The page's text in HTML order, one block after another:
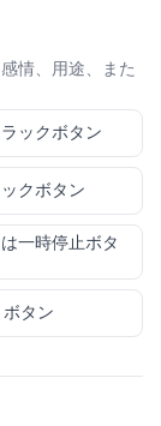
情、用途、また
ックボタン
クボタン
一時停止ボタ
ボタン